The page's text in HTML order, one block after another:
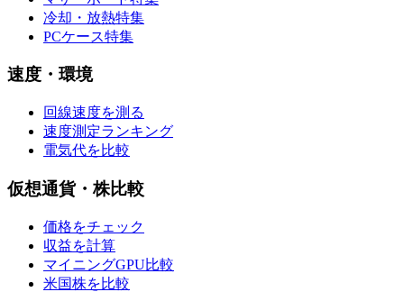
冷却・放熱特集
PCケース特集
速度・環境
回線速度を測る
速度測定ランキング
電気代を比較
仮想通貨・株比較
価格をチェック
収益を計算
マイニングGPU比較
米国株を比較